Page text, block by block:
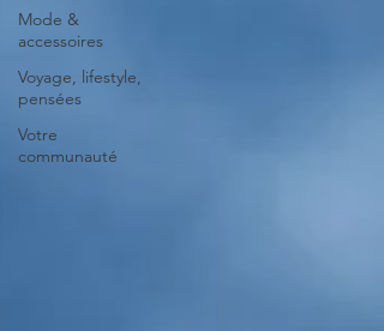
Mode &
accessoires
Voyage, lifestyle,
pensées
Votre
communauté